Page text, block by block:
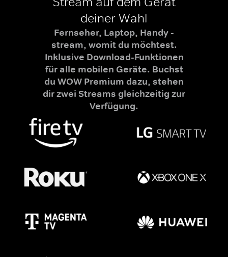
deiner Wahl
Fernseher, Laptop, Handy -
stream, womit du möchtest.
Inklusive Download-Funktionen
für alle mobilen Geräte. Buchst
du WOW Premium dazu, stehen
dir zwei Streams gleichzeitig zur
Verfügung.